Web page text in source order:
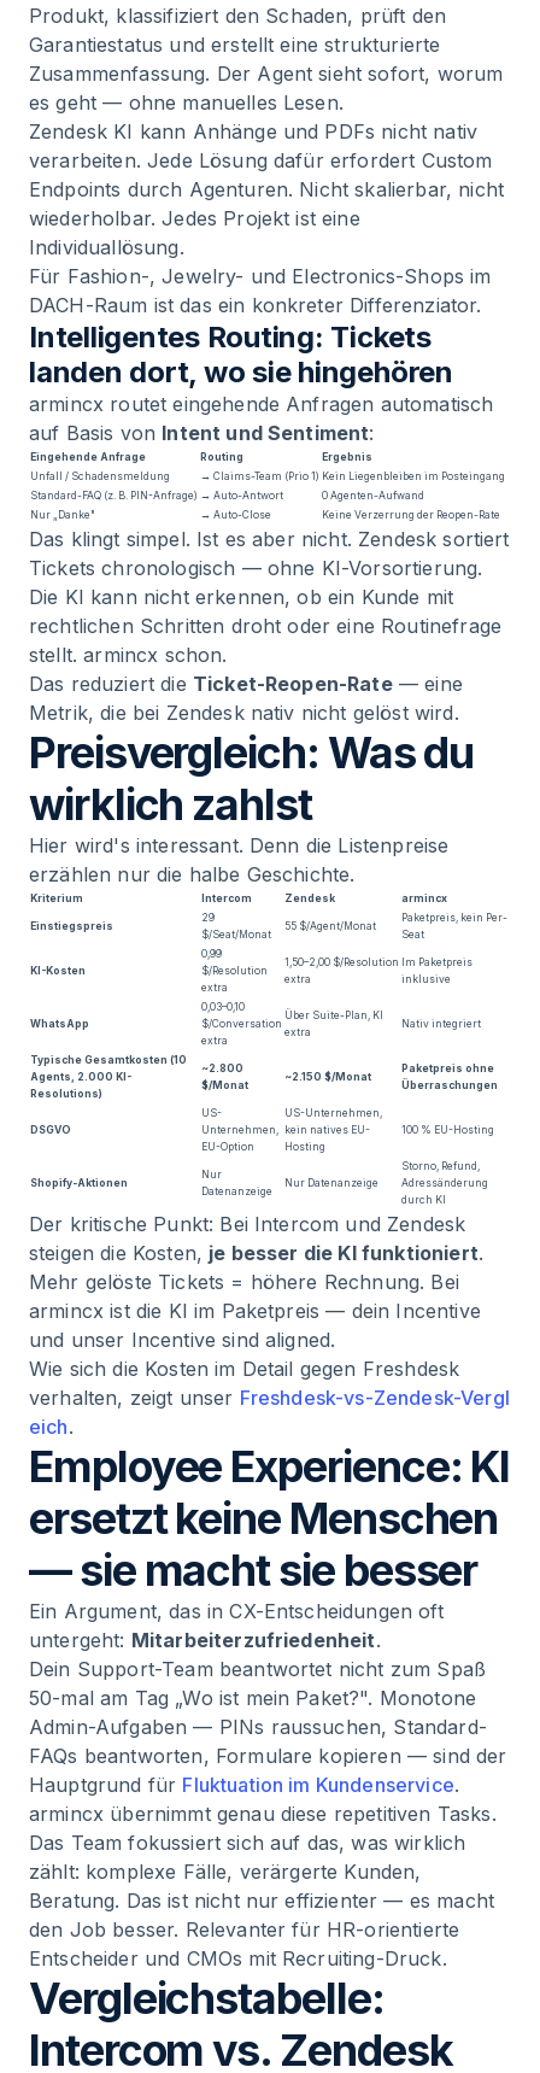
Produkt, klassifiziert den Schaden, prüft den
Garantiestatus und erstellt eine strukturierte
Zusammenfassung. Der Agent sieht sofort, worum
es geht — ohne manuelles Lesen.
Zendesk KI kann Anhänge und PDFs nicht nativ
verarbeiten. Jede Lösung dafür erfordert Custom
Endpoints durch Agenturen. Nicht skalierbar, nicht
wiederholbar. Jedes Projekt ist eine
Individuallösung.
Für Fashion-, Jewelry- und Electronics-Shops im
DACH-Raum ist das ein konkreter Differenziator.
Intelligentes Routing: Tickets
landen dort, wo sie hingehören
armincx routet eingehende Anfragen automatisch
auf Basis von Intent und Sentiment:
Eingehende Anfrage Routing
Ergebnis
Unfall / Schadensmeldung
→ Claims-Team (Prio 1) Kein Liegenbleiben im Posteingang
Standard-FAQ (z. B. PIN-Anfrage) → Auto-Antwort
0 Agenten-Aufwand
Nur „Danke"
→ Auto-Close Keine Verzerrung der Reopen-Rate
Das klingt simpel. Ist es aber nicht. Zendesk sortiert
Tickets chronologisch — ohne KI-Vorsortierung.
Die KI kann nicht erkennen, ob ein Kunde mit
rechtlichen Schritten droht oder eine Routinefrage
stellt. armincx schon.
Das reduziert die Ticket-Reopen-Rate— eine
Metrik, die bei Zendesk nativ nicht gelöst wird.
Preisvergleich: Was du
wirklich zahlst
Hier wird's interessant. Denn die Listenpreise
erzählen nur die halbe Geschichte.
Kriterium Intercom Zendesk armincx
Einstiegspreis
29
$/Seat/Monat
55 $/Agent/Monat
Paketpreis, kein Per-
Seat
KI-Kosten
0,99
$/Resolution
extra
1,50–2,00 $/Resolution
extra
Im Paketpreis
inklusive
WhatsApp
0,03–0,10
$/Conversation
extra
Über Suite-Plan, KI
extra
Nativ integriert
Typische Gesamtkosten (10
Agents, 2.000 KI-
Resolutions)
~2.800
$/Monat
~2.150 $/Monat
Paketpreis ohne
Überraschungen
DSGVO
US-
Unternehmen,
EU-Option
US-Unternehmen,
kein natives EU-
Hosting
100 % EU-Hosting
Shopify-Aktionen
Nur
Datenanzeige
Nur Datenanzeige
Storno, Refund,
Adressänderung
durch KI
Der kritische Punkt: Bei Intercom und Zendesk
steigen die Kosten, je besser die KI funktioniert.
Mehr gelöste Tickets = höhere Rechnung. Bei
armincx ist die KI im Paketpreis — dein Incentive
und unser Incentive sind aligned.
Wie sich die Kosten im Detail gegen Freshdesk
verhalten, zeigt unser Freshdesk-vs-Zendesk-Vergl
eich.
Employee Experience: KI
ersetzt keine Menschen
— sie macht sie besser
Ein Argument, das in CX-Entscheidungen oft
untergeht: Mitarbeiterzufriedenheit.
Dein Support-Team beantwortet nicht zum Spaß
50-mal am Tag „Wo ist mein Paket?". Monotone
Admin-Aufgaben — PINs raussuchen, Standard-
FAQs beantworten, Formulare kopieren — sind der
Hauptgrund für Fluktuation im Kundenservice.
armincx übernimmt genau diese repetitiven Tasks.
Das Team fokussiert sich auf das, was wirklich
zählt: komplexe Fälle, verärgerte Kunden,
Beratung. Das ist nicht nur effizienter — es macht
den Job besser. Relevanter für HR-orientierte
Entscheider und CMOs mit Recruiting-Druck.
Vergleichstabelle:
Intercom vs. Zendesk